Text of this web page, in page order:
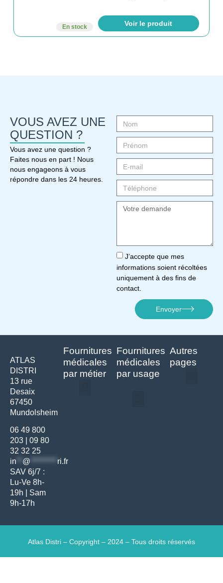
En stock Voir le produit
VOUS AVEZ UNE
QUESTION ?
Vous avez une question ?
Faites nous en part ! Nous
nous engageons à vous
répondre dans les 24 heures.
J’accepte que mes
informations soient récoltées
uniquement à des fins de
contact.
Envoyer
ATLAS
DISTRI
13 rue
Desaix
67450
Mundolsheim
06 49 800
203
09 80
32 32 25
in
@ ********* ri.fr
SAV 6j/7 :
Lu-Ve 8h-
19h | Sam
9h-17h
Fournitures
médicales
par métier
Fournitures
médicales
par usage
Autres
pages
Atlas Distri – Copyright – 2024 – Tous droits réservés